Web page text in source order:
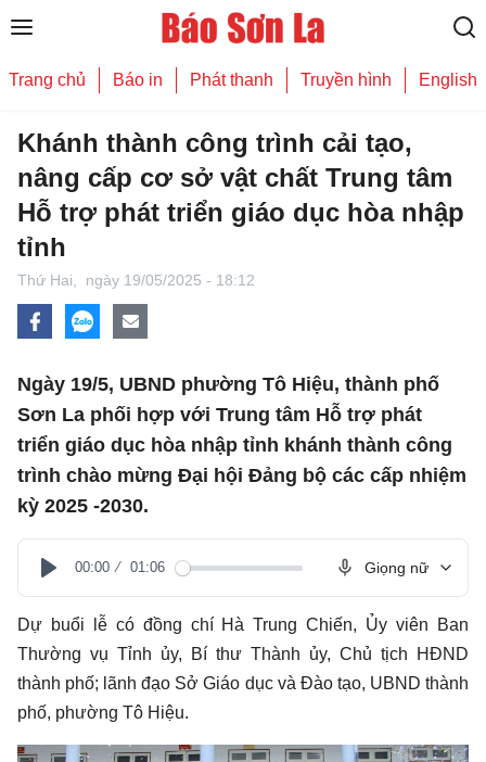
Trang chủ Báo in Phát thanh Truyền hình English
Khánh thành công trình cải tạo,
nâng cấp cơ sở vật chất Trung tâm
Hỗ trợ phát triển giáo dục hòa nhập
tỉnh
Thứ Hai, ngày 19/05/2025 - 18:12
Ngày 19/5, UBND phường Tô Hiệu, thành phố
Sơn La phối hợp với Trung tâm Hỗ trợ phát
triển giáo dục hòa nhập tỉnh khánh thành công
trình chào mừng Đại hội Đảng bộ các cấp nhiệm
kỳ 2025 -2030.
Play
00:00 01:06 Giọng nữ
Dự buổi lễ có đồng chí Hà Trung Chiến, Ủy viên Ban
Thường vụ Tỉnh ủy, Bí thư Thành ủy, Chủ tịch HĐND
thành phố; lãnh đạo Sở Giáo dục và Đào tạo, UBND thành
phố, phường Tô Hiệu.